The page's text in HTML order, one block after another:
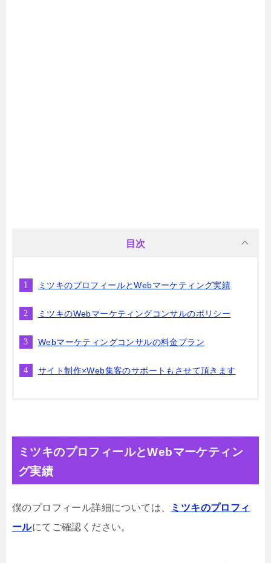
目次
ミツキのプロフィールとWebマーケティング実績
ミツキのWebマーケティングコンサルのポリシー
Webマーケティングコンサルの料金プラン
サイト制作×Web集客のサポートもさせて頂きます
ミツキのプロフィールとWebマーケティン
グ実績
僕のプロフィール詳細については、
ミツキのプロフィ
ールにてご確認ください。